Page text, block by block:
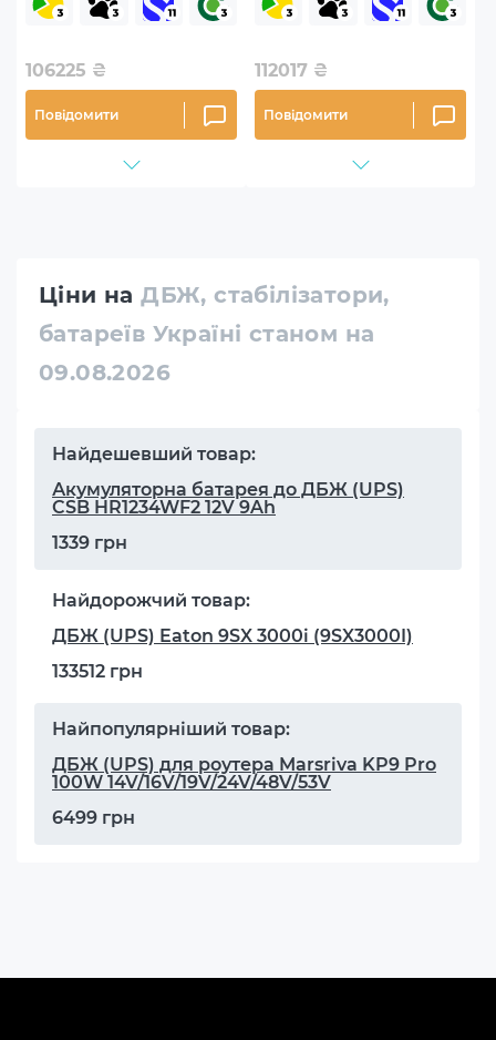
106225 ₴
Повідомити
112017 ₴
Повідомити
Ціни наДБЖ, стабілізатори,
батареїв Україні станом на
09.08.2026
Найдешевший товар:
Акумуляторна батарея до ДБЖ (UPS)
CSB HR1234WF2 12V 9Ah
1339 грн
Найдорожчий товар:
ДБЖ (UPS) Eaton 9SX 3000i (9SX3000I)
133512 грн
Найпопулярніший товар:
ДБЖ (UPS) для роутера Marsriva KP9 Pro
100W 14V/16V/19V/24V/48V/53V
6499 грн